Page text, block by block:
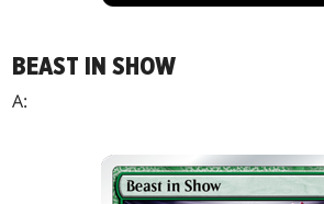
BEAST IN SHOW
A: